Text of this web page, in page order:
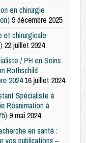
en chirurgie
9 décembre 2025
et chirurgicale
22 juillet 2024
/ PH en Soins
Rothschild
2024 16 juillet 2024
Spécialiste à
Réanimation à
9 mai 2024
en santé :
vos publications –